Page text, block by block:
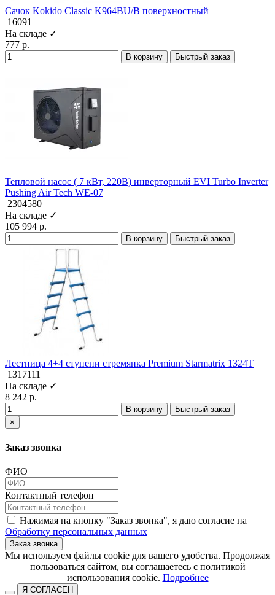
Сачок Kokido Classic K964BU/B поверхностный
16091
На складе ✓
777 р.
В корзину Быстрый заказ
Тепловой насос ( 7 кВт, 220В) инверторный EVI Turbo Inverter
Pushing Air Tech WE-07
2304580
На складе ✓
105 994 р.
В корзину Быстрый заказ
Лестница 4+4 ступени стремянка Premium Starmatrix 1324T
1317111
На складе ✓
8 242 р.
В корзину
Быстрый заказ
×
Заказ звонка
ФИО
Контактный телефон
Нажимая на кнопку "Заказ звонка", я даю согласие на
Обработку персональных данных
Заказ звонка
​​​​​​​Мы используем файлы cookie для вашего удобства. Продолжая
пользоваться сайтом, вы соглашаетесь с политикой
использования cookie.​​​​​​​ Подробнее
Я СОГЛАСЕН